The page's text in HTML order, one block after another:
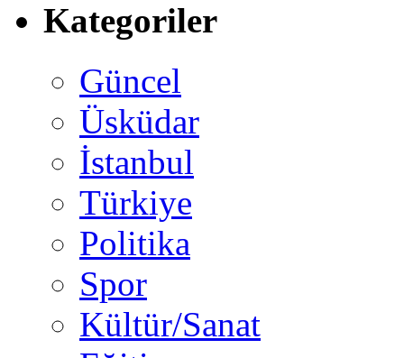
Kategoriler
Güncel
Üsküdar
İstanbul
Türkiye
Politika
Spor
Kültür/Sanat